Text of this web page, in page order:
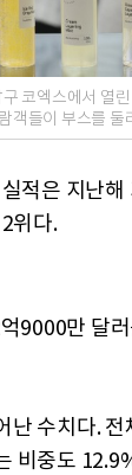
코엑스에서 열
객들이 부스를 둘
적은 지난
위다.
9000만 달
난 수치다.
비중도